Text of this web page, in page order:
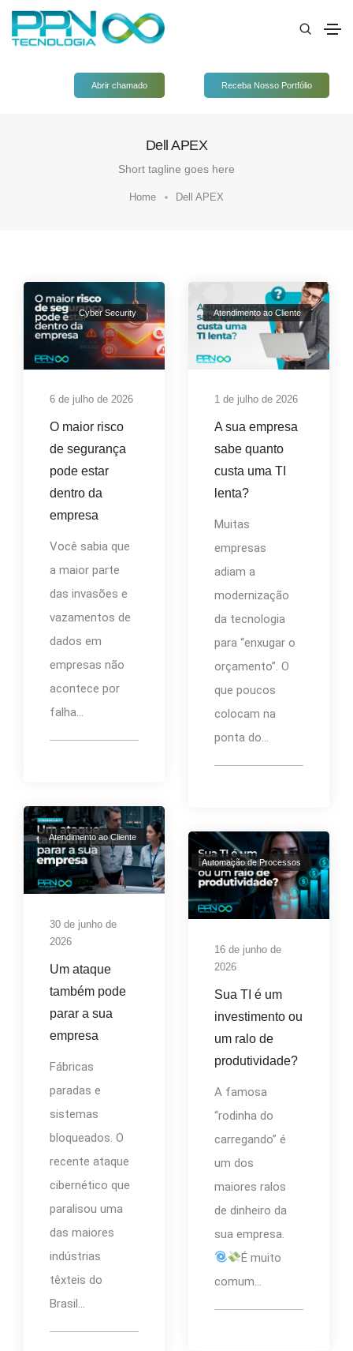
Abrir chamado Receba Nosso Portfólio
Dell APEX
Short tagline goes here
Home Dell APEX
Cyber Security
6 de julho de 2026
O maior risco
de segurança
pode estar
dentro da
empresa
Você sabia que
a maior parte
das invasões e
vazamentos de
dados em
empresas não
acontece por
falha...
Atendimento ao Cliente
1 de julho de 2026
A sua empresa
sabe quanto
custa uma TI
lenta?
Muitas
empresas
adiam a
modernização
da tecnologia
para “enxugar o
orçamento”. O
que poucos
colocam na
ponta do...
Atendimento ao Cliente
30 de junho de
2026
Um ataque
também pode
parar a sua
empresa
Fábricas
paradas e
sistemas
bloqueados. O
recente ataque
cibernético que
paralisou uma
das maiores
indústrias
têxteis do
Brasil...
Automação de Processos
16 de junho de
2026
Sua TI é um
investimento ou
um ralo de
produtividade?
A famosa
“rodinha do
carregando” é
um dos
maiores ralos
de dinheiro da
sua empresa.
É muito
comum...